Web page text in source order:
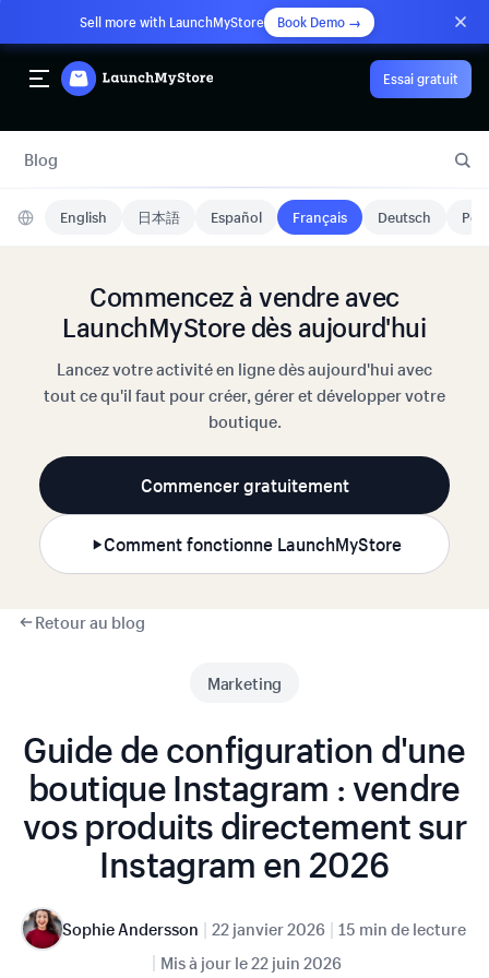
Sell more with LaunchMyStore Book Demo →
Essai gratuit
Blog
English 日本語 Español Français Deutsch
Commencez à vendre avec
LaunchMyStore dès aujourd'hui
Lancez votre activité en ligne dès aujourd'hui avec
tout ce qu'il faut pour créer, gérer et développer votre
boutique.
Commencer gratuitement
Comment fonctionne LaunchMyStore
Retour au blog
Marketing
Guide de configuration d'une
boutique Instagram : vendre
vos produits directement sur
Instagram en 2026
Sophie Andersson | 22 janvier 2026 | 15 min de lecture
| Mis à jour le22 juin 2026